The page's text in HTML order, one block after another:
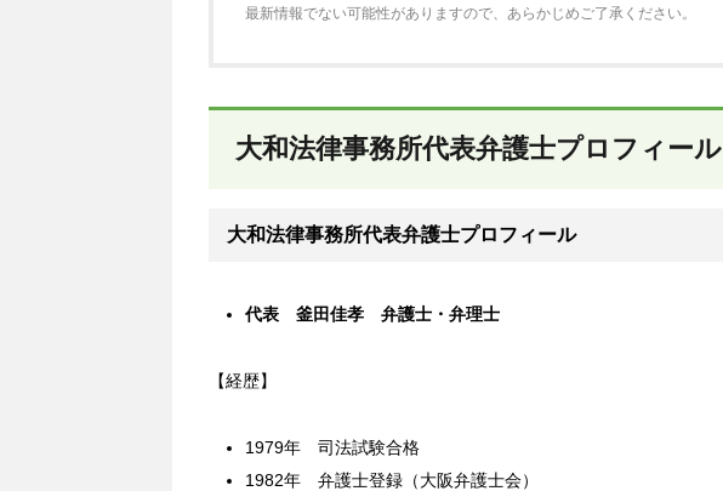
最新情報でない可能性がありますので、あらかじめご了承ください。
大和法律事務所代表弁護士プロフィール
大和法律事務所代表弁護士プロフィール
代表 釜田佳孝 弁護士・弁理士
【経歴】
1979年 司法試験合格
1982年 弁護士登録（大阪弁護士会）